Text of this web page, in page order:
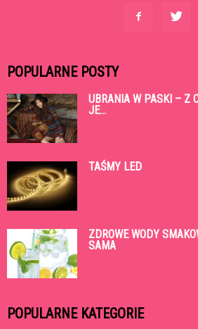
POPULARNE POSTY
UBRANIA W PASKI – Z
JE...
TAŚMY LED
ZDROWE WODY
SAMA
POPULARNE KATEGORIE